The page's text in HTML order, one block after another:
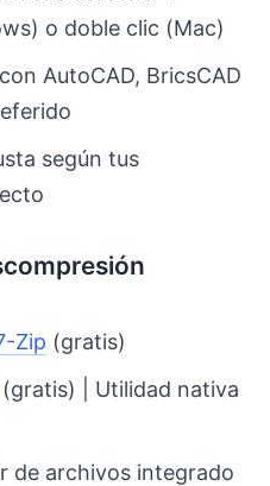
o doble clic (Mac)
AutoCAD, BricsCAD
según tus
Zip (gratis)
(gratis) | Utilidad nativa
de archivos integrado